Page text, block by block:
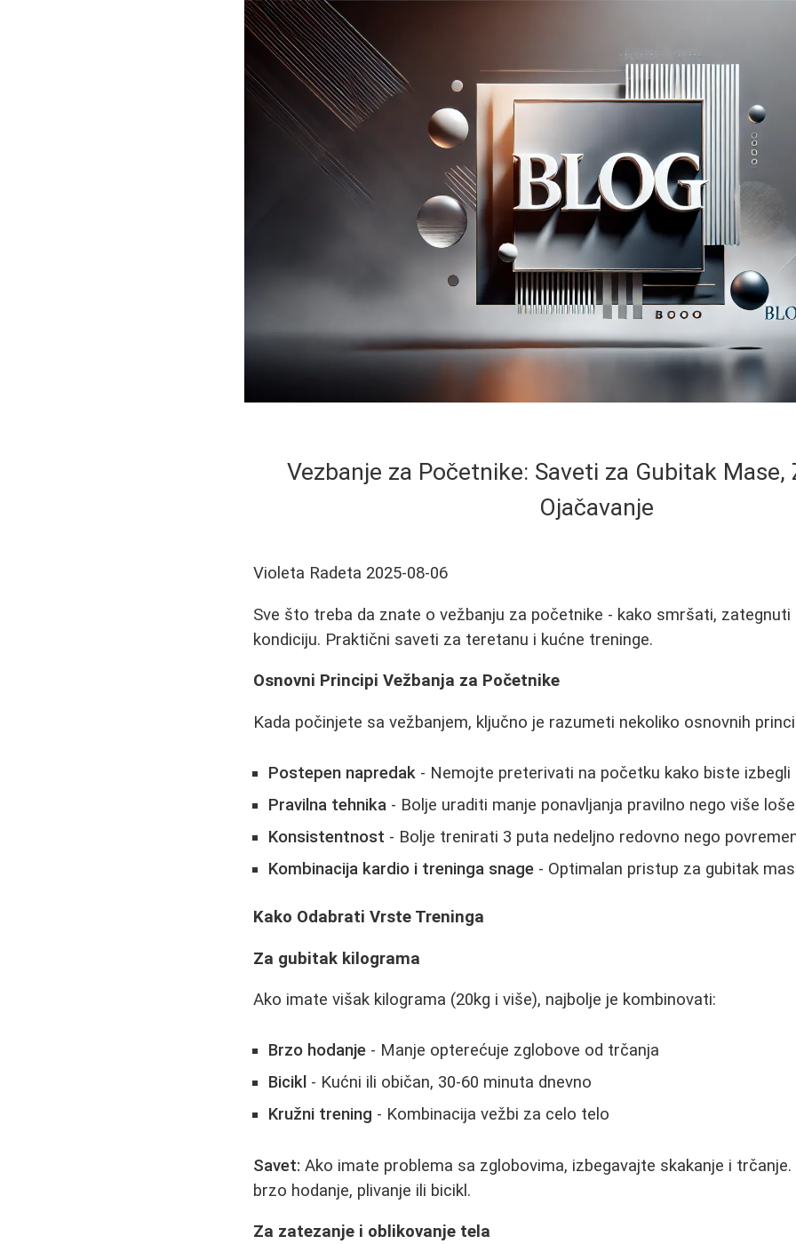
Vezbanje za Početnike: Saveti za Gubitak Mase,
Ojačavanje
Violeta Radeta 2025-08-06
Sve što treba da znate o vežbanju za početnike - kako smršati,
kondiciju. Praktični saveti za teretanu i kućne treninge.
Osnovni Principi Vežbanja za Početnike
Kada počinjete sa vežbanjem, ključno je razumeti nekoliko osnovnih
Postepen napredak - Nemojte preterivati na početku kako biste izbegli
Pravilna tehnika - Bolje uraditi manje ponavljanja pravilno nego više loše
Konsistentnost - Bolje trenirati 3 puta nedeljno redovno nego
Kombinacija kardio i treninga snage - Optimalan pristup za gubitak
Kako Odabrati Vrste Treninga
Za gubitak kilograma
Ako imate višak kilograma (20kg i više), najbolje je kombinovati:
Brzo hodanje - Manje opterećuje zglobove od trčanja
Bicikl - Kućni ili običan, 30-60 minuta dnevno
Kružni trening - Kombinacija vežbi za celo telo
Savet: Ako imate problema sa zglobovima, izbegavajte skakanje i
brzo hodanje, plivanje ili bicikl.
Za zatezanje i oblikovanje tela